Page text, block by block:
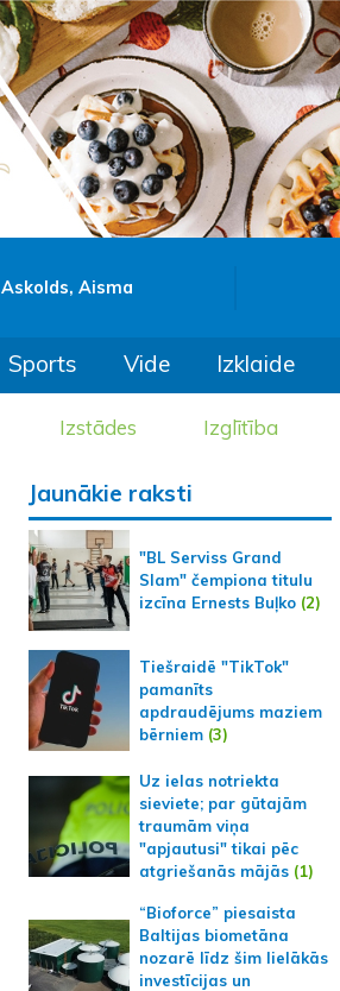
Askolds, Aisma
Sports Vide Izklaide
Izstādes Izglītība
Jaunākie raksti
"BL Serviss Grand
Slam" čempiona titulu
izcīna Ernests Buļko (2)
Tiešraidē "TikTok"
pamanīts
apdraudējums maziem
bērniem (3)
Uz ielas notriekta
sieviete; par gūtajām
traumām viņa
"apjautusi" tikai pēc
atgriešanās mājās (1)
“Bioforce” piesaista
Baltijas biometāna
nozarē līdz šim lielākās
investīcijas un